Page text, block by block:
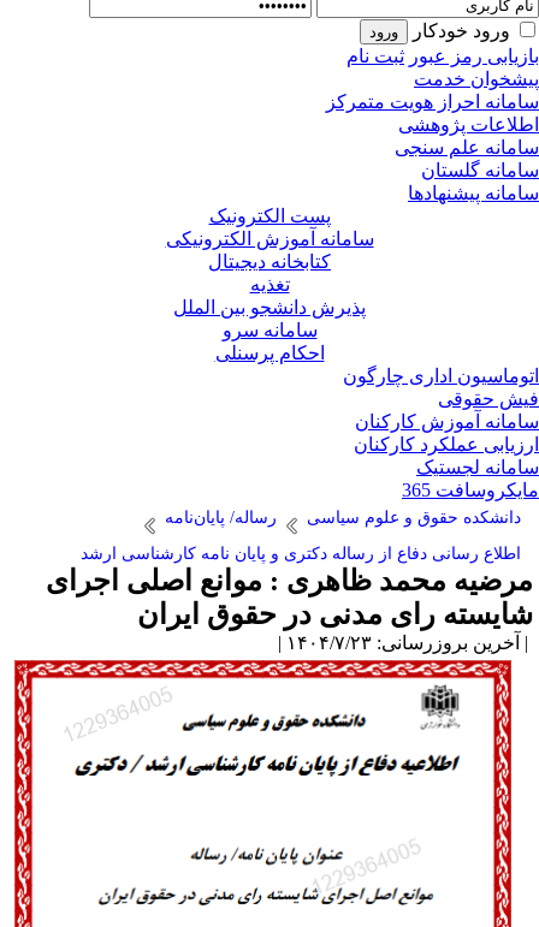
ورود خودکار
رمز عبور ثبت نام
خدمت
احراز هویت متمرکز
پژوهشی
علم سنجی
گلستان
پیشنهادها
پست الکترونیک
سامانه آموزش الکترونیکی
کتابخانه دیجیتال
تغذیه
پذیرش دانشجو بین الملل
سامانه سرو
احکام پرسنلی
اداری چارگون
حقوقی
آموزش کارکنان
عملکرد کارکنان
لجستیک
365
دانشکده حقوق و علوم سیاسی
رساله/ پایان‌نامه
اطلاع رسانی دفاع از رساله دکتری و پایان نامه کارشناسی ارشد
محمد ظاهری : موانع اصلی اجرای
رای مدنی در حقوق ایران
بروزرسانی: ۱۴۰۴/۷/۲۳ |